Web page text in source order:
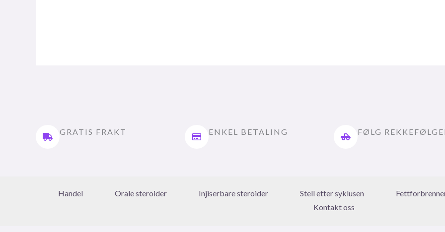
GRATIS FRAKT ENKEL BETALING FØLG
Handel Orale steroider Injiserbare steroider Stell etter syklusen
Kontakt oss